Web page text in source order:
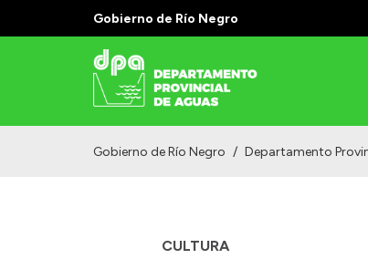
Gobierno de Río Negro
Gobierno de Río Negro / Departamento
CULTURA